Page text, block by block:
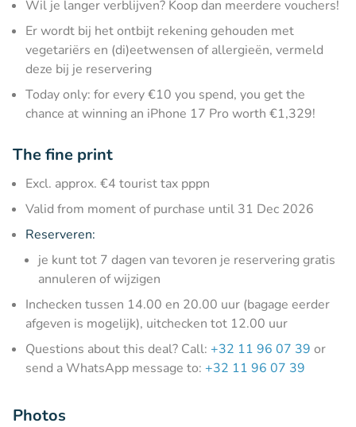
Wil je langer verblijven? Koop dan meerdere vouchers!
Er wordt bij het ontbijt rekening gehouden met
vegetariërs en (di)eetwensen of allergieën, vermeld
deze bij je reservering
Today only: for every €10 you spend, you get the
chance at winning an iPhone 17 Pro worth €1,329!
The fine print
Excl. approx. €4 tourist tax pppn
Valid from moment of purchase until 31 Dec 2026
Reserveren:
je kunt tot 7 dagen van tevoren je reservering gratis
annuleren of wijzigen
Inchecken tussen 14.00 en 20.00 uur (bagage eerder
afgeven is mogelijk), uitchecken tot 12.00 uur
Questions about this deal? Call: +32 11 96 07 39 or
send a WhatsApp message to: +32 11 96 07 39
Photos